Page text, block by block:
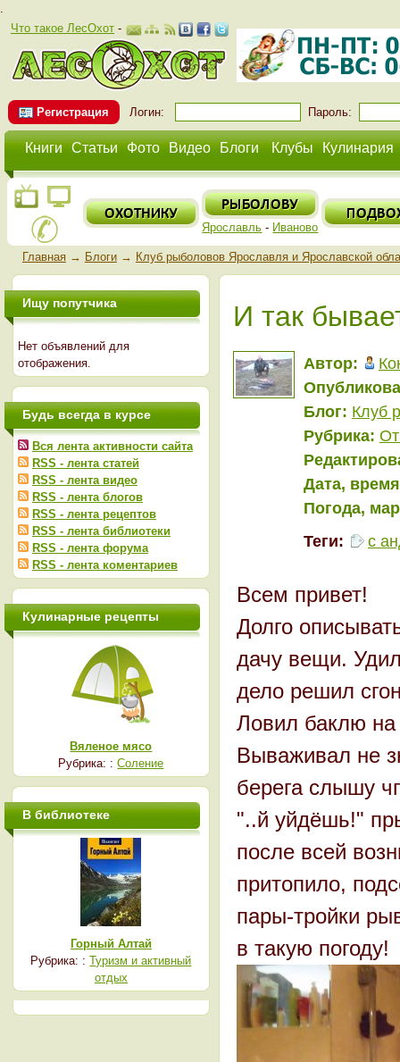
.
Что такое ЛесОхот-
Регистрация Логин: Пароль:
Книги Статьи Фото Видео Блоги Клубы Кулинария
Ярославль - Иваново
Главная→ Блоги→ Клуб рыболовов Ярославля и Ярославской
И так
Автор:
Блог: Клуб
Рубрика:
Дата,
Погода,
Теги:
с
Всем привет!
Долго
дачу вещи.
дело решил
Ловил баклю на
Вываживал не
берега слышу
"..й уйдёшь!"
после всей
притопило,
пары-тройки
в такую погоду!
Ищу попутчика
Нет объявлений для
отображения.
Будь всегда в курсе
Вся лента активности сайта
RSS - лента статей
RSS - лента видео
RSS - лента блогов
RSS - лента рецептов
RSS - лента библиотеки
RSS - лента форума
RSS - лента коментариев
Кулинарные рецепты
Вяленое мясо
Рубрика: :Соление
В библиотеке
Горный Алтай
Рубрика: :Туризм и активный
отдых